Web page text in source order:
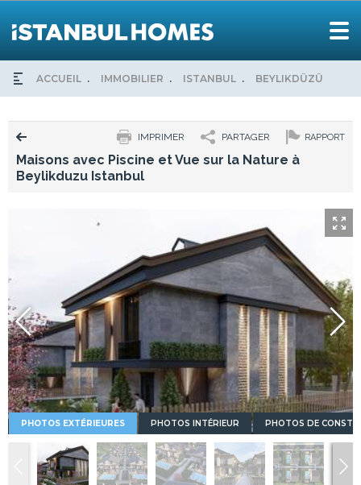
ACCUEIL IMMOBILIER ISTANBUL BEYLIKDÜZÜ
RAPPORT
PARTAGER
IMPRIMER
Maisons avec Piscine et Vue sur la Nature à
Beylikduzu Istanbul
PHOTOS EXTÉRIEURES PHOTOS INTÉRIEUR PHOTOS DE